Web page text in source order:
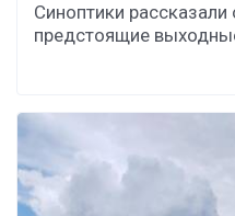
Синоптики
предстоящие